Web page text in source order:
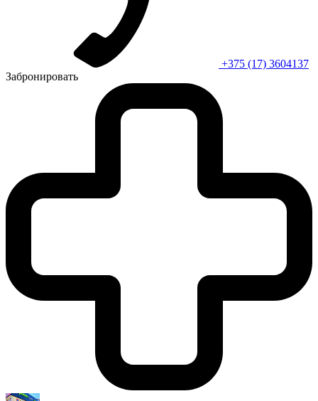
+375 (17) 3604137
Забронировать